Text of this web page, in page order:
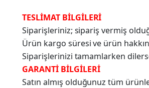
TESLİMAT BİLGİLERİ
Siparişleriniz; sipariş vermiş
Ürün kargo süresi ve ürün
Siparişlerinizi tamamlarken
GARANTİ BİLGİLERİ
Satın almış olduğunuz tüm